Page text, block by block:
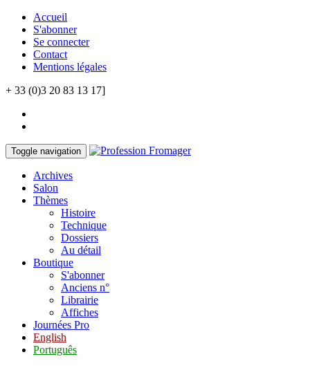
Accueil
S'abonner
Se connecter
Contact
Mentions légales
+ 33 (0)3 20 83 13 17]
Toggle navigation
Archives
Salon
Thèmes
Histoire
Technique
Dossiers
Au détail
Boutique
S'abonner
Anciens n°
Librairie
Affiches
Journées Pro
English
Português